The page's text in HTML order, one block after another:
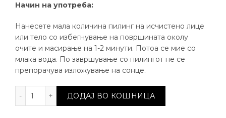
Начин на употреба:
Нанесете мала количина пилинг на исчистено лице
или тело со избегнување на површината околу
очите и масирање на 1-2 минути. Потоа се мие со
млака вода. По завршување со пилингот не се
препорачува изложување на сонце.
Универзален млечен пилинг количина
ДОДАЈ ВО КОШНИЦА